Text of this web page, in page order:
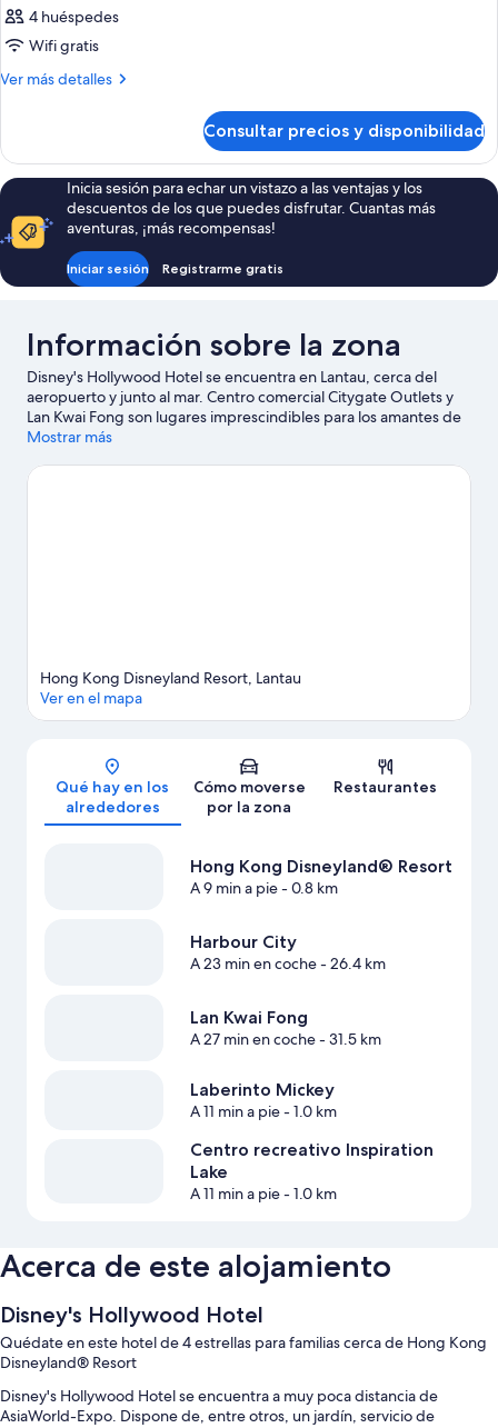
4 huéspedes
Wifi gratis
Ver más detalles
Más
Consultar precios y disponibilidad
Inicia sesión para echar un vistazo a las ventajas y los
descuentos de los que puedes disfrutar. Cuantas más
aventuras, ¡más recompensas!
Iniciar sesión Registrarme gratis
Información sobre la zona
Disney's Hollywood Hotel se encuentra en Lantau, cerca del
aeropuerto y junto al mar. Centro comercial Citygate Outlets y
Lan Kwai Fong son lugares imprescindibles para los amantes de
las tiendas; añádelos a tu itinerario junto a otros atractivos
Cultural de West Kowloon. ¿Viajas con niños? Si es así, una
Mostrar más
Mapa
Hong Kong Disneyland Resort, Lantau
Ver en el mapa
Qué hay en los
alrededores
Cómo moverse
por la zona
Restaurantes
Hong Kong Disneyland® Resort
A 9 min a pie- 0.8 km
Harbour City
A 23 min en coche- 26.4 km
Lan Kwai Fong
A 27 min en coche- 31.5 km
Laberinto Mickey
A 11 min a pie- 1.0 km
Centro recreativo Inspiration
Lake
A 11 min a pie- 1.0 km
Acerca de este alojamiento
Disney's Hollywood Hotel
Quédate en este hotel de 4 estrellas para familias cerca de Hong Kong
Disneyland® Resort
Disney's Hollywood Hotel se encuentra a muy poca distancia de
AsiaWorld-Expo. Dispone de, entre otros, un jardín, servicio de